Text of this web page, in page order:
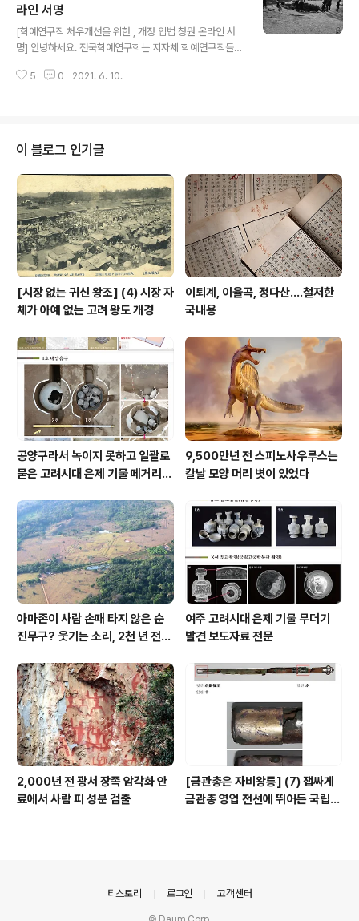
난 1999년부터 처인성의 내부시설을 파악하고 문화재적
가치를 규명하기 위한 시굴조사를 3차례에 걸쳐 진행했다.
이번 정말발굴조사는 지난해 3~5월 진행된 3차 시굴조사
에서 고려시대 유물이 다수 출토됨에 따라 이를 명확하게
확인하기 위해 실시했다. 정밀발굴조사에서는 군수물자를
라인 서명
[학예연구직 처우개선을 위한 , 개정 입법 청원 온라인 서
명] 안녕하세요. 전국학예연구회는 지자체 학예연구직들로
면담 등을 통해 지자체 학예연구직 처우개선을 위한 문화
지금까지는 전국학예연구회 집행부를 통해 입장을 표명해
왔습니다만, 입법화에 좀 더 추진력과 명분을 얻기 위해서
는 이제는 많은 사람들의 목소리를 담아 좀 더 강하게 요청
하고자 합니다. 이에 학예연구직 처우개선을 위한 , 개정 입
법 청원 온라인 서명부를 작성하여 국회의원실, 문화재청,
문체부 등에 공식적으로 제출하려 합니다...
5 0 2021. 6. 10.
이 블로그 인기글
[시장 없는 귀신 왕조] (4) 시장 자
체가 아예 없는 고려 왕도 개경
이퇴계, 이율곡, 정다산....철저한
국내용
공양구라서 녹이지 못하고 일괄로
묻은 고려시대 은제 기물 떼거리로
9,500만년 전 스피노사우루스는
칼날 모양 머리 볏이 있었다
아마존이 사람 손때 타지 않은 순
진무구? 웃기는 소리, 2천 년 전에
여주 고려시대 은제 기물 무더기
발견 보도자료 전문
2,000년 전 광서 장족 암각화 안
료에서 사람 피 성분 검출
[금관총은 자비왕릉] (7) 잽싸게
금관총 영업 전선에 뛰어든 국립박
티스토리 로그인 고객센터